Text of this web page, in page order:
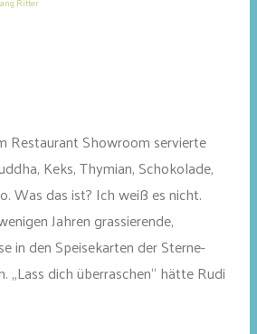
Restaurant Showroom servierte
Keks, Thymian, Schokolade,
Was das ist? Ich weiß es nicht.
Jahren grassierende,
in den Speisekarten der Sterne-
„Lass dich überraschen“ hätte Rudi